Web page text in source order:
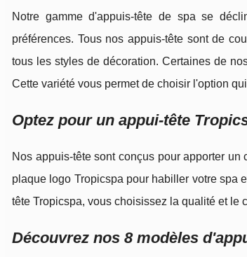
Notre gamme d'appuis-tête de spa se
préférences. Tous nos appuis-tête sont de
tous les styles de décoration. Certaines de
Cette variété vous permet de choisir l'option
Optez pour un appui-tête
Nos appuis-tête sont conçus pour apporter
plaque logo Tropicspa pour habiller votre spa
tête Tropicspa, vous choisissez la qualité et le
Découvrez nos 8 modèles